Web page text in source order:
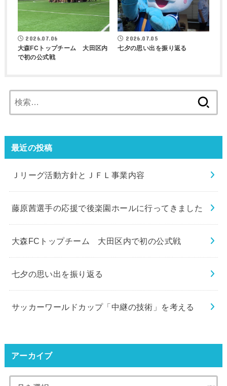
2026.07.06
大森FCトップチーム 大田区内
で初の公式戦
2026.07.05
七夕の思い出を振り返る
索:
最近の投稿
Ｊリーグ活動方針とＪＦＬ事業内容
藤原茜選手の応援で後楽園ホールに行ってきました
大森FCトップチーム 大田区内で初の公式戦
七夕の思い出を振り返る
サッカーワールドカップ「中継の技術」を考える
アーカイブ